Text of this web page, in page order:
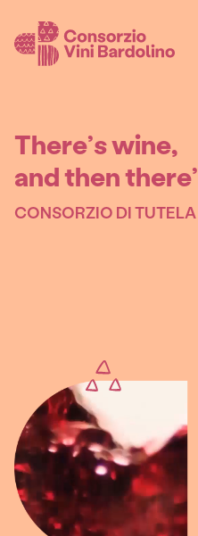
There’swine,
andthenthere’
CONSORZIO DI TUTELA